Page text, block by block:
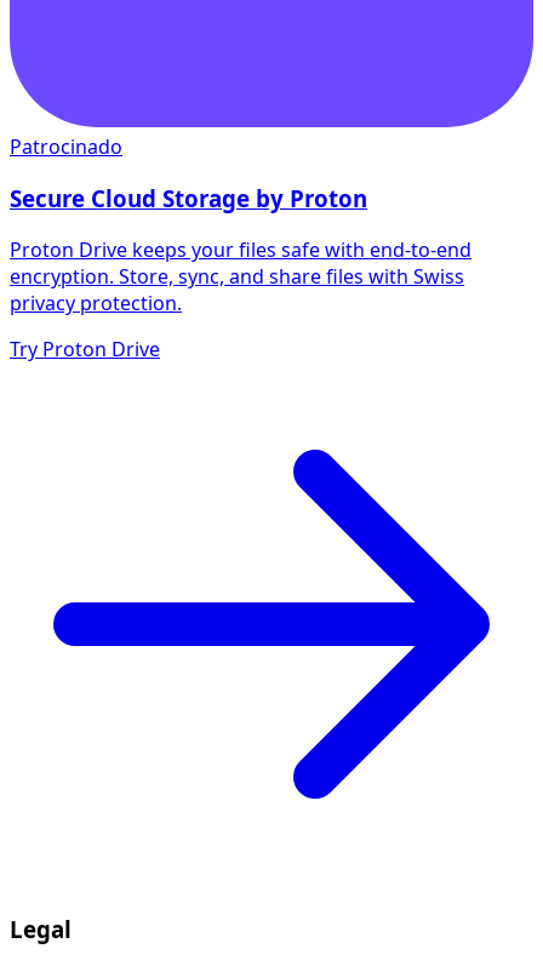
Patrocinado
Secure Cloud Storage by Proton
Proton Drive keeps your files safe with end-to-end
encryption. Store, sync, and share files with Swiss
privacy protection.
Try Proton Drive
Legal